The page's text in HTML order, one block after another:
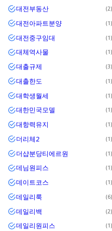
대전부동산 2
대전아파트분양 1
대전중구임대 1
대체역사물 1
대출규제 3
대출한도 1
대학생월세 1
대한민국모델 1
대항력유지 1
더리체2 1
더샵분당티에르원 1
데님원피스 1
데이트코스 1
데일리룩 6
데일리백 2
데일리원피스 1